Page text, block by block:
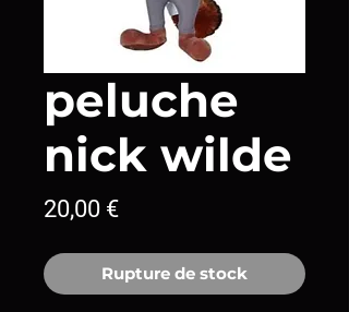
peluche
nick wilde
20,00 €Prix
Rupture de stock